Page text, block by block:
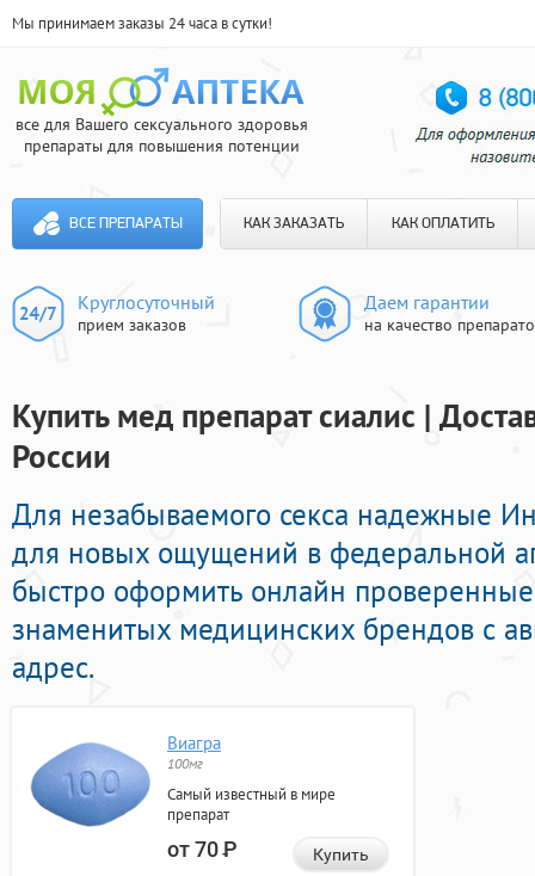
Мы принимаем заказы 24 часа в сутки!
все для Вашего сексуального здоровья
препараты для повышения потенции
ВСЕ ПРЕПАРАТЫ КАК ЗАКАЗАТЬ КАК ОПЛАТИТЬ
Круглосуточный
прием заказов
Даем гарантии
на качество
Купить мед препарат сиалис |
России
Для незабываемого секса надежные
для новых ощущений в федеральной
быстро оформить онлайн
знаменитых медицинских брендов с
адрес.
Виагра
100мг
Самый известный в мире
препарат
от 70Р Купить